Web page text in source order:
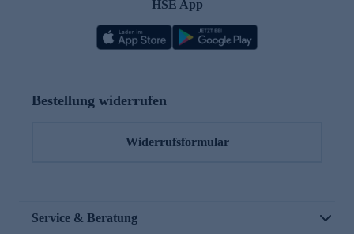
HSE App
Bestellung widerrufen
Widerrufsformular
Service & Beratung